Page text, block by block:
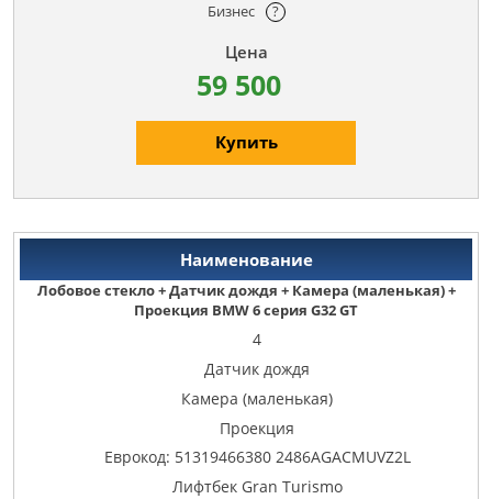
Бизнес ?
59 500
Купить
Лобовое стекло + Датчик дождя + Камера (маленькая) +
Проекция BMW 6 серия G32 GT
4
Датчик дождя
Камера (маленькая)
Проекция
Еврокод: 51319466380 2486AGACMUVZ2L
Лифтбек Gran Turismo